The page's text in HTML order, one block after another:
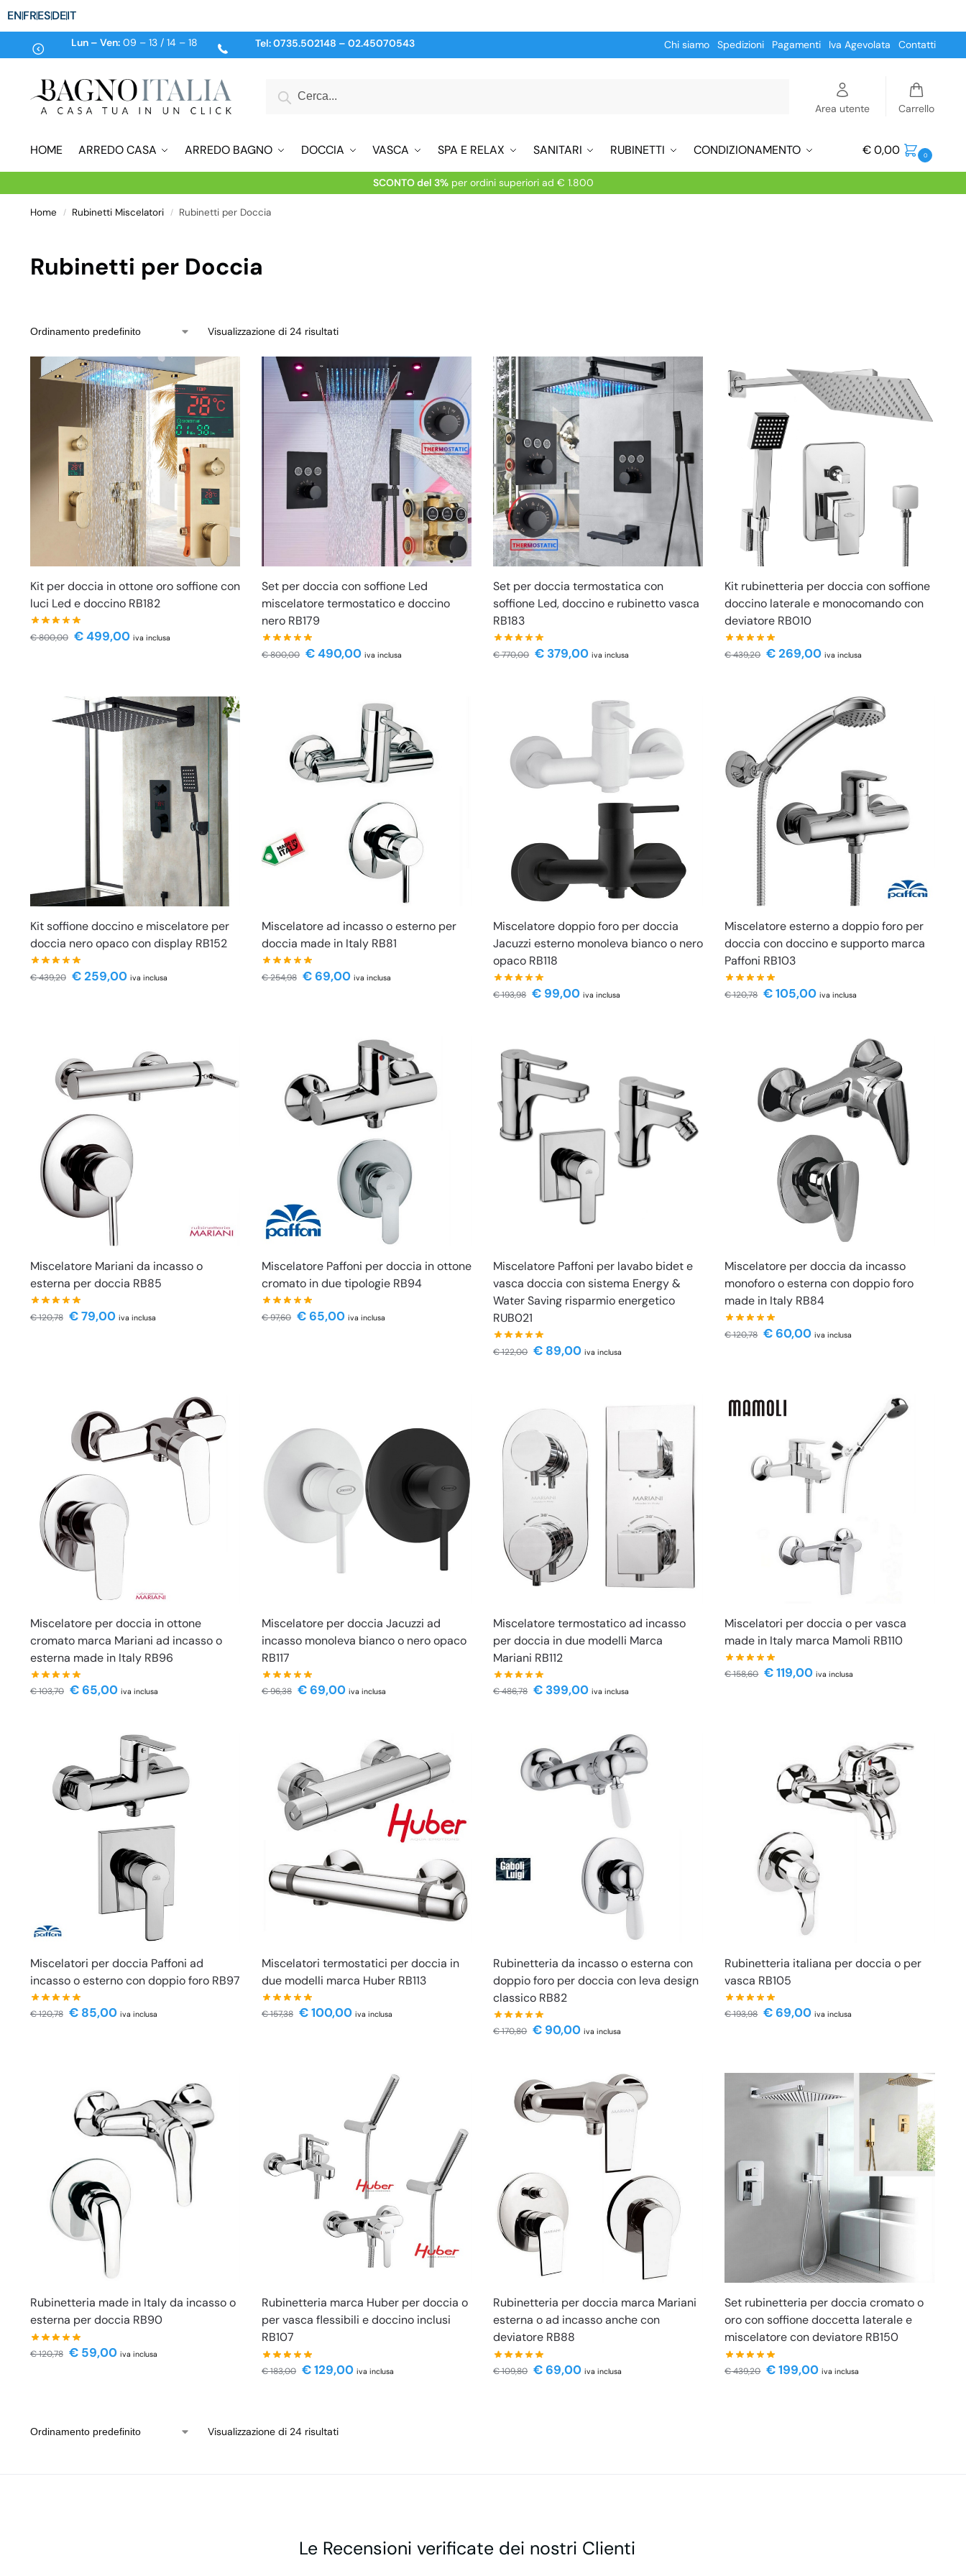
ENFRESDEIT
Lun – Ven:09 – 13 / 14 – 18 Tel:0735.502148 – 02.45070543 Chi siamo Spedizioni Pagamenti Iva Agevolata Contatti
Area utente Carrello
HOME ARREDO CASA ARREDO BAGNO DOCCIA VASCA SPA E RELAX SANITARI RUBINETTI CONDIZIONAMENTO €0,00 0
SCONTO del 3%per ordini superiori ad € 1.800
Home / Rubinetti Miscelatori / Rubinetti per Doccia
Rubinetti per Doccia
Visualizzazione di 24 risultati
Kit per doccia in ottone oro soffione con
luci Led e doccino RB182
€800,00 €499,00 iva inclusa
Set per doccia con soffione Led
miscelatore termostatico e doccino
nero RB179
€800,00 €490,00 iva inclusa
Set per doccia termostatica con
soffione Led, doccino e rubinetto vasca
RB183
€770,00 € 379,00 iva inclusa
Kit rubinetteria per doccia con soffione
doccino laterale e monocomando con
deviatore RB010
€439,20 €269,00 iva inclusa
Kit soffione doccino e miscelatore per
doccia nero opaco con display RB152
€439,20 €259,00 iva inclusa
Miscelatore ad incasso o esterno per
doccia made in Italy RB81
€254,98 €69,00 iva inclusa
Miscelatore doppio foro per doccia
Jacuzzi esterno monoleva bianco o nero
opaco RB118
€193,98 € 99,00 iva inclusa
Miscelatore esterno a doppio foro per
doccia con doccino e supporto marca
Paffoni RB103
€120,78 €105,00 iva inclusa
Miscelatore Mariani da incasso o
esterna per doccia RB85
€120,78 €79,00 iva inclusa
Miscelatore Paffoni per doccia in ottone
cromato in due tipologie RB94
€97,60 €65,00 iva inclusa
Miscelatore Paffoni per lavabo bidet e
vasca doccia con sistema Energy &
Water Saving risparmio energetico
RUB021
€122,00 € 89,00 iva inclusa
Miscelatore per doccia da incasso
monoforo o esterna con doppio foro
made in Italy RB84
€120,78 €60,00 iva inclusa
Miscelatore per doccia in ottone
cromato marca Mariani ad incasso o
esterna made in Italy RB96
€103,70 €65,00 iva inclusa
Miscelatore per doccia Jacuzzi ad
incasso monoleva bianco o nero opaco
RB117
€96,38 €69,00 iva inclusa
Miscelatore termostatico ad incasso
per doccia in due modelli Marca
Mariani RB112
€486,78 € 399,00 iva inclusa
Miscelatori per doccia o per vasca
made in Italy marca Mamoli RB110
€158,60 €119,00 iva inclusa
Miscelatori per doccia Paffoni ad
incasso o esterno con doppio foro RB97
€120,78 €85,00 iva inclusa
Miscelatori termostatici per doccia in
due modelli marca Huber RB113
€157,38 €100,00 iva inclusa
Rubinetteria da incasso o esterna con
doppio foro per doccia con leva design
classico RB82
€170,80 € 90,00 iva inclusa
Rubinetteria italiana per doccia o per
vasca RB105
€193,98 €69,00 iva inclusa
Rubinetteria made in Italy da incasso o
esterna per doccia RB90
€120,78 €59,00 iva inclusa
Rubinetteria marca Huber per doccia o
per vasca flessibili e doccino inclusi
RB107
€183,00 €129,00 iva inclusa
Rubinetteria per doccia marca Mariani
esterna o ad incasso anche con
deviatore RB88
€109,80 €69,00 iva inclusa
Set rubinetteria per doccia cromato o
oro con soffione doccetta laterale e
miscelatore con deviatore RB150
€439,20 €199,00 iva inclusa
Visualizzazione di 24 risultati
Le Recensioni verificate dei nostri Clienti